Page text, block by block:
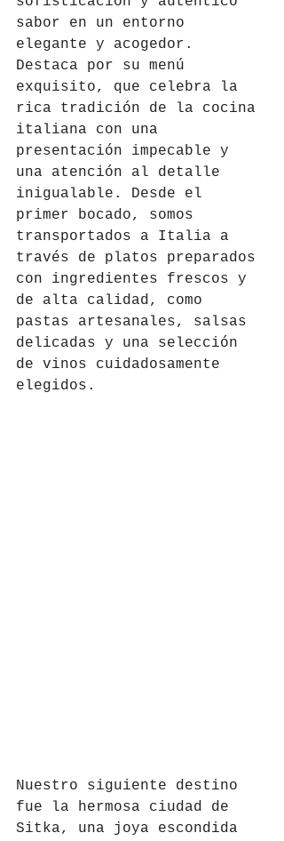
sabor en un entorno
elegante y acogedor.
Destaca por su menú
exquisito, que celebra la
rica tradición de la cocina
italiana con una
presentación impecable y
una atención al detalle
inigualable. Desde el
primer bocado, somos
transportados a Italia a
través de platos preparados
con ingredientes frescos y
de alta calidad, como
pastas artesanales, salsas
delicadas y una selección
de vinos cuidadosamente
elegidos.
Nuestro siguiente destino
fue la hermosa ciudad de
Sitka, una joya escondida